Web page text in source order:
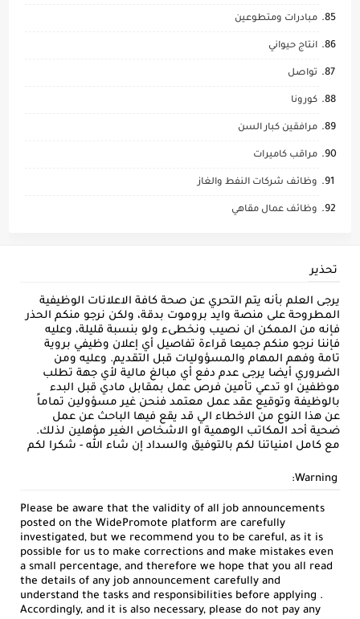
مبادرات ومتطوعين
انتاج حيواني
تواصل
كورونا
مرافقين كبار السن
مراقب كاميرات
وظائف شركات النفط والغاز
وظائف عمال مقاهي
تحذير
يرجى العلم بأنه يتم التحري عن صحة كافة الاعلانات الوظيفية
المطروحة على منصة وايد بروموت بدقة، ولكن نرجو منكم الحذر
فإنه من الممكن ان نصيب ونخطىء ولو بنسبة قليلة، وعليه
فإننا نرجو منكم جميعا قراءة تفاصيل أي إعلان وظيفي بروية
تامة وفهم المهام والمسؤوليات قبل التقديم. وعليه ومن
الضروري أيضا يرجى عدم دفع أي مبالغ مالية لأي جهة تطلب
موظفين او تدعي تأمين فرص عمل بمقابل مادي قبل البدء
بالوظيفة وتوقيع عقد عمل معتمد فنحن غير مسؤولين تماماً
عن هذا النوع من الاخطاء الي قد يقع فيها الباحث عن عمل
ضحية أحد المكاتب الوهمية او الاشخاص الغير مؤهلين لذلك.
مع كامل امنياتنا لكم بالتوفيق والسداد إن شاء الله - شكرا لكم
Warning:
Please be aware that the validity of all job announcements
posted on the WidePromote platform are carefully
investigated, but we recommend you to be careful, as it is
possible for us to make corrections and make mistakes even
a small percentage, and therefore we hope that you all read
the details of any job announcement carefully and
understand the tasks and responsibilities before applying .
Accordingly, and it is also necessary, please do not pay any